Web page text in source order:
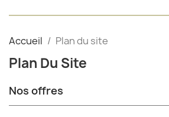
Accueil Plan du site
Plan Du Site
Nos offres